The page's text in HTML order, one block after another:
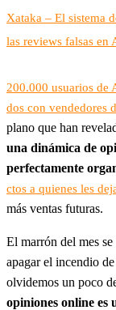
Xataka – El sistema
las reviews falsas en
200.000 usuarios de
dos con vendedores
plano que han
una dinámica de
perfectamente
ctos a quienes les
más ventas futuras.
El marrón del mes
apagar el incendio
olvidemos un poco
opiniones online es